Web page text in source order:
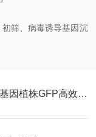
筛、病毒诱导基因沉
LUYOR-3415RG的小麦转基因植株GFP高效筛选